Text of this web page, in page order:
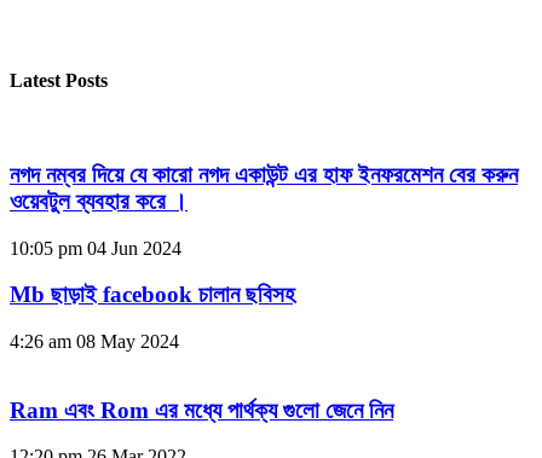
Latest Posts
নগদ নম্বর দিয়ে যে কারো নগদ একাউন্ট এর হাফ ইনফরমেশন বের করুন
ওয়েবটুল ব্যবহার করে ।
10:05 pm 04 Jun 2024
Mb ছাড়াই facebook চালান ছবিসহ
4:26 am 08 May 2024
Ram এবং Rom এর মধ্যে পার্থক্য গুলো জেনে নিন